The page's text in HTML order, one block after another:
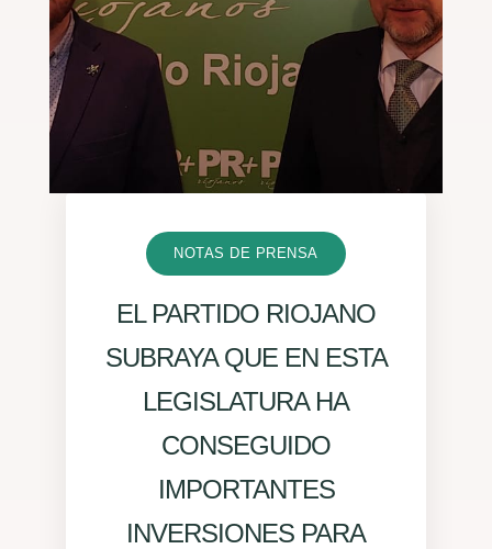
NOTAS DE PRENSA
EL PARTIDO RIOJANO
SUBRAYA QUE EN ESTA
LEGISLATURA HA
CONSEGUIDO
IMPORTANTES
INVERSIONES PARA